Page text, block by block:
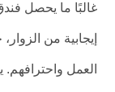
غالبًا ما يحصل
إيجابية من
العمل واحترافهم.